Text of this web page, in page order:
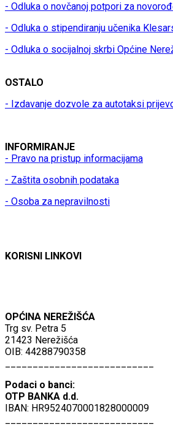
- Odluka o novčanoj potpori za
- Odluka o stipendiranju učenika
- Odluka o socijalnoj skrbi Općine
OSTALO
- Izdavanje dozvole za autotaksi
INFORMIRANJE
- Pravo na pristup informacijama
- Zaštita osobnih podataka
- Osoba za nepravilnosti
KORISNI LINKOVI
OPĆINA NEREŽIŠĆA
Trg sv. Petra 5
21423 Nerežišća
OIB: 44288790358
Podaci o banci:
OTP BANKA d.d.
IBAN: HR9524070001828000009